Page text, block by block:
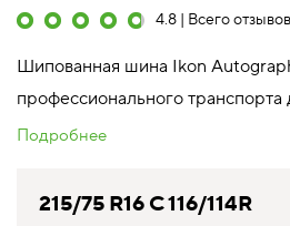
4.8 | Всего
Шипованная шина Ikon
профессионального
Подробнее
215/75 R16 C 116/114R